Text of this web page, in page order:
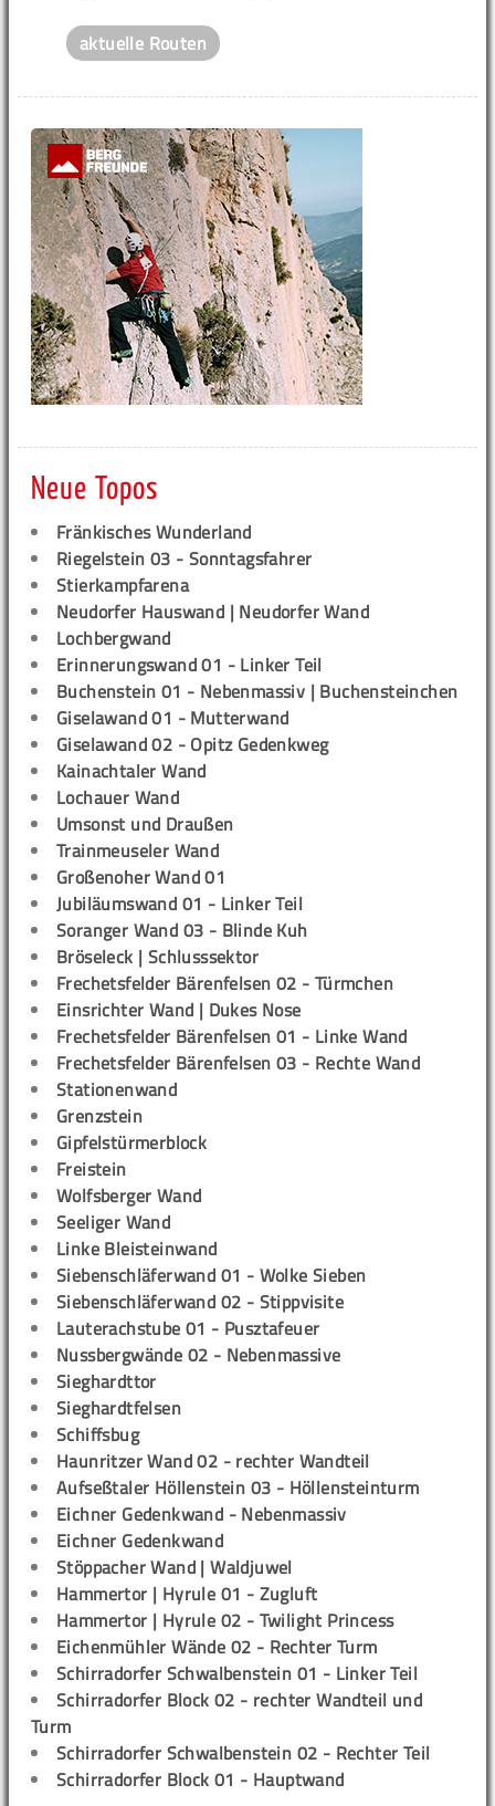
aktuelle Routen
Neue Topos
Fränkisches Wunderland
Riegelstein 03 - Sonntagsfahrer
Stierkampfarena
Neudorfer Hauswand | Neudorfer Wand
Lochbergwand
Erinnerungswand 01 - Linker Teil
Buchenstein 01 - Nebenmassiv | Buchensteinchen
Giselawand 01 - Mutterwand
Giselawand 02 - Opitz Gedenkweg
Kainachtaler Wand
Lochauer Wand
Umsonst und Draußen
Trainmeuseler Wand
Großenoher Wand 01
Jubiläumswand 01 - Linker Teil
Soranger Wand 03 - Blinde Kuh
Bröseleck | Schlusssektor
Frechetsfelder Bärenfelsen 02 - Türmchen
Einsrichter Wand | Dukes Nose
Frechetsfelder Bärenfelsen 01 - Linke Wand
Frechetsfelder Bärenfelsen 03 - Rechte Wand
Stationenwand
Grenzstein
Gipfelstürmerblock
Freistein
Wolfsberger Wand
Seeliger Wand
Linke Bleisteinwand
Siebenschläferwand 01 - Wolke Sieben
Siebenschläferwand 02 - Stippvisite
Lauterachstube 01 - Pusztafeuer
Nussbergwände 02 - Nebenmassive
Sieghardttor
Sieghardtfelsen
Schiffsbug
Haunritzer Wand 02 - rechter Wandteil
Aufseßtaler Höllenstein 03 - Höllensteinturm
Eichner Gedenkwand - Nebenmassiv
Eichner Gedenkwand
Stöppacher Wand | Waldjuwel
Hammertor | Hyrule 01 - Zugluft
Hammertor | Hyrule 02 - Twilight Princess
Eichenmühler Wände 02 - Rechter Turm
Schirradorfer Schwalbenstein 01 - Linker Teil
Schirradorfer Block 02 - rechter Wandteil und
Turm
Schirradorfer Schwalbenstein 02 - Rechter Teil
Schirradorfer Block 01 - Hauptwand